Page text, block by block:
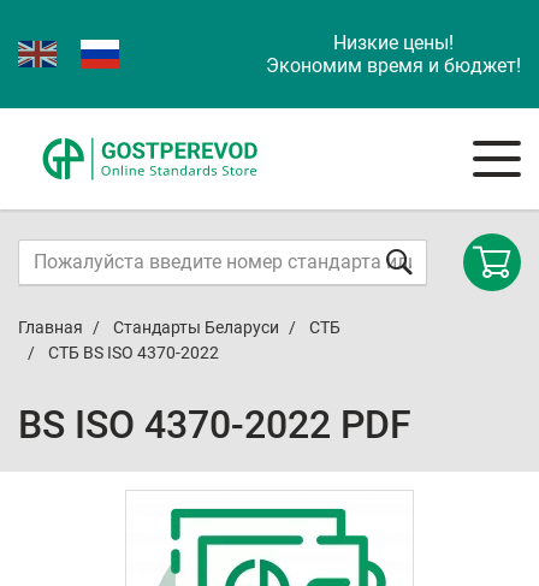
Низкие цены!
Экономим время и бюджет!
Главная Стандарты Беларуси
СТБ
СТБ BS ISO 4370-2022
BS ISO 4370-2022 PDF